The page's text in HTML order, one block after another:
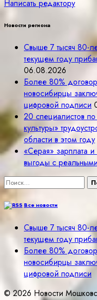
Написать редактору
Новости региона
Свыше 7 тысяч 80-
текущем году
06.08.2026
Более 80%
новосибирцы
цифровой подписи
20 специалистов
культуры»
области в этом году
«Серая» зарплата
выгоды с
Найти:
Все новости
Свыше 7 тысяч 80-
текущем году
Более 80%
новосибирцы
цифровой подписи
© 2026 Новости